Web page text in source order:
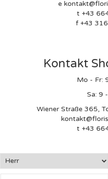
e
t +43
f +43
Kontakt
Mo - Fr:
Sa: 9
Wiener Straße 365,
t +43